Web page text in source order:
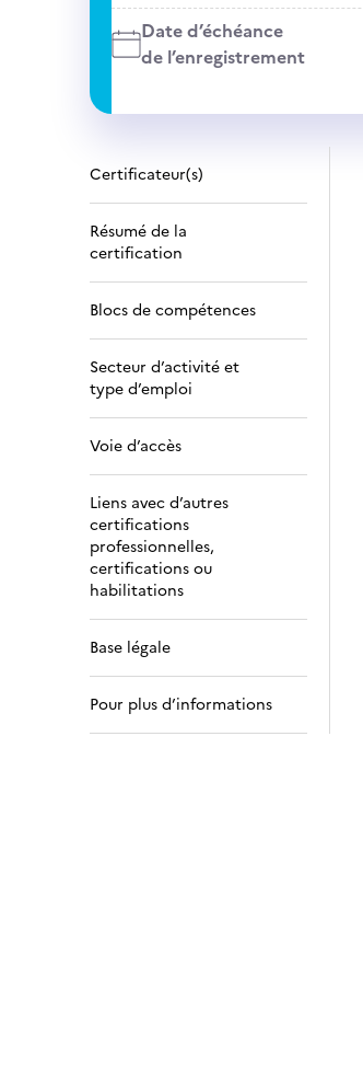
Date d’échéance
de l’enregistrement
Certificateur(s)
Résumé de la
certification
Blocs de compétences
Secteur d’activité et
type d’emploi
Voie d’accès
Liens avec d’autres
certifications
professionnelles,
certifications ou
habilitations
Base légale
Pour plus d’informations